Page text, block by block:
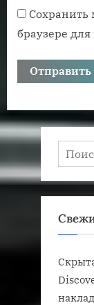
Сохранить
браузере
Найти: